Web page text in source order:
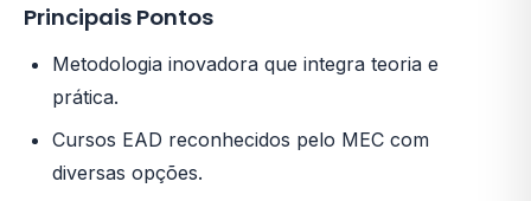
Principais Pontos
Metodologia inovadora que integra teoria e
prática.
Cursos EAD reconhecidos pelo MEC com
diversas opções.